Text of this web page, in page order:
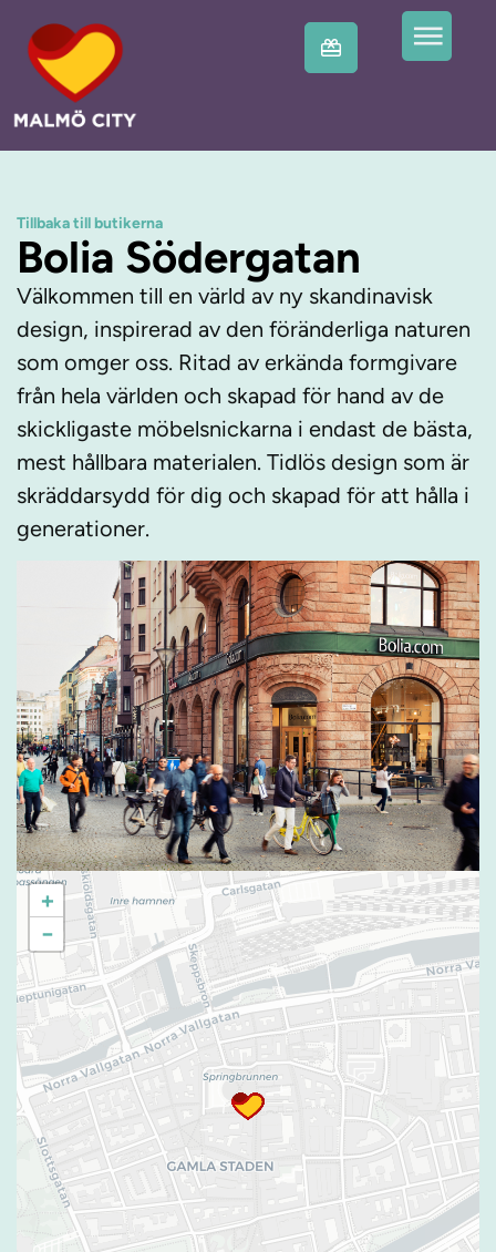
Tillbaka till butikerna
Bolia Södergatan
Välkommen till en värld av ny skandinavisk
design, inspirerad av den föränderliga naturen
som omger oss. Ritad av erkända formgivare
från hela världen och skapad för hand av de
skickligaste möbelsnickarna i endast de bästa,
mest hållbara materialen. Tidlös design som är
skräddarsydd för dig och skapad för att hålla i
generationer.
+
−